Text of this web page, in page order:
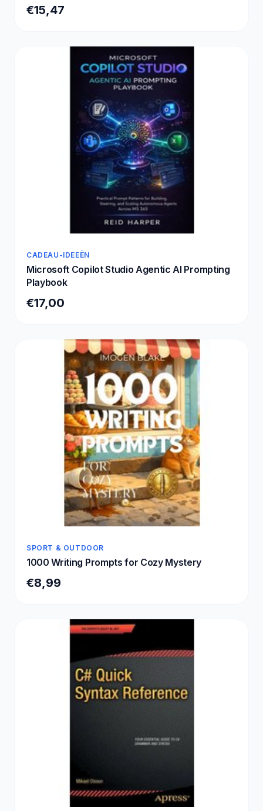
€15,47
CADEAU-IDEEËN
Microsoft Copilot Studio Agentic AI Prompting
Playbook
€17,00
SPORT & OUTDOOR
1000 Writing Prompts for Cozy Mystery
€8,99